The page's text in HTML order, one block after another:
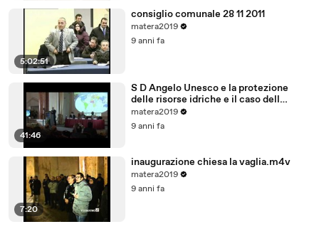
5:02:51
consiglio comunale 28 11 2011
matera2019
9 anni fa
41:46
S D Angelo Unesco e la protezione
delle risorse idriche e il caso dell
acquifero Toledo in Brasile
matera2019
9 anni fa
7:20
inaugurazione chiesa la vaglia.m4v
matera2019
9 anni fa